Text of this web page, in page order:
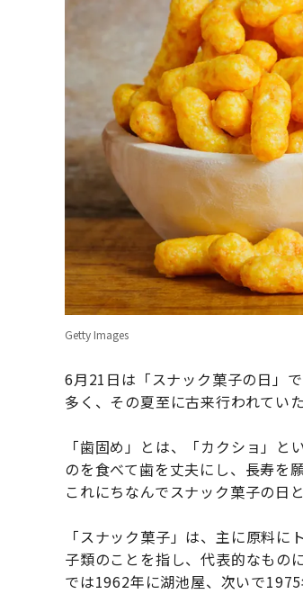
Getty Images
6月21日は「スナック菓子の日」
多く、その夏至に古来行われてい
「歯固め」とは、「カクショ」
のを食べて歯を丈夫にし、長寿を
これにちなんでスナック菓子の日
「スナック菓子」は、主に原料
子類のことを指し、代表的なもの
では1962年に湖池屋、次いで